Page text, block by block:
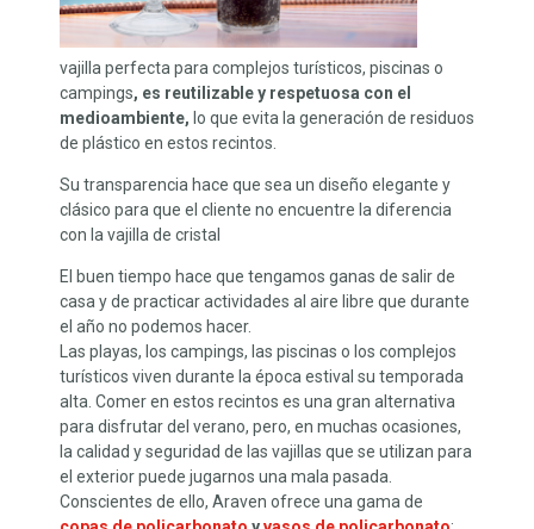
vajilla perfecta para complejos turísticos, piscinas o
campings, es reutilizable y respetuosa con el
medioambiente, lo que evita la generación de residuos
de plástico en estos recintos.
Su transparencia hace que sea un diseño elegante y
clásico para que el cliente no encuentre la diferencia
con la vajilla de cristal
El buen tiempo hace que tengamos ganas de salir de
casa y de practicar actividades al aire libre que durante
el año no podemos hacer.
Las playas, los campings, las piscinas o los complejos
turísticos viven durante la época estival su temporada
alta. Comer en estos recintos es una gran alternativa
para disfrutar del verano, pero, en muchas ocasiones,
la calidad y seguridad de las vajillas que se utilizan para
el exterior puede jugarnos una mala pasada.
Conscientes de ello, Araven ofrece una gama de